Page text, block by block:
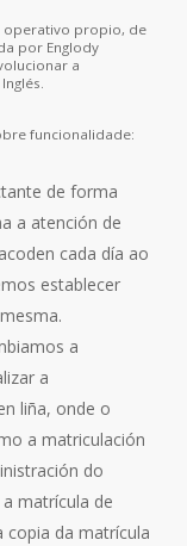
€
operativo propio, de
por Englody
a
funcionalidade:
de forma
a atención de
cada día ao
establecer
a
a
liña, onde o
a matriculación
do
matrícula de
copia da matrícula